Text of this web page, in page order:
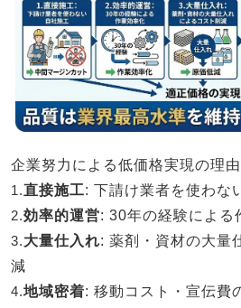
企業努力による低価格実現の理由
1.直接施工: 下請け業者を使わな
2.効率的運営: 30年の経験による
3.大量仕入れ: 薬剤・資材の大量
減
4.地域密着: 移動コスト・宣伝費